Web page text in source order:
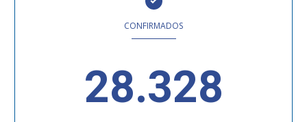
CONFIRMADOS
28.328